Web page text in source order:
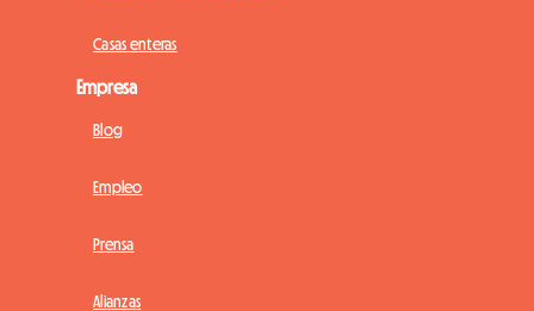
Casas enteras
Empresa
Blog
Empleo
Prensa
Alianzas